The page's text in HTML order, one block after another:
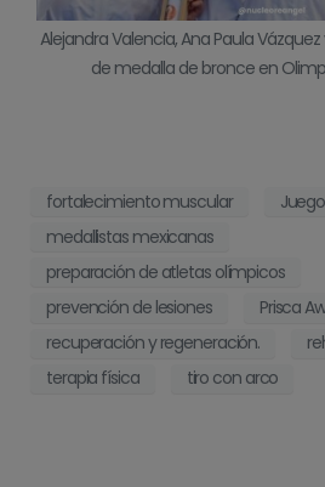
Alejandra Valencia, Ana Paula
de medalla de bronce en
fortalecimiento muscular
medallistas mexicanas
preparación de atletas olímpicos
prevención de lesiones
Prisca
recuperación y regeneración.
terapia física
tiro con arco